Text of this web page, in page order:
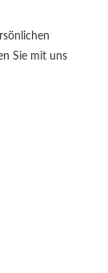
Sie mit uns